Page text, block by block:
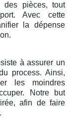
des pièces, tout
Avec cette
la dépense
à assurer un
process. Ainsi,
les moindres
Notre but
afin de faire